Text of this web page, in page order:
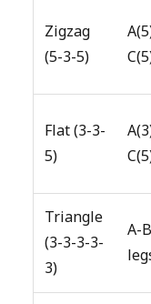
Zigzag
(5-3-5)
Flat (3-3-
5)
Triangle
(3-3-3-3-
3)
A-